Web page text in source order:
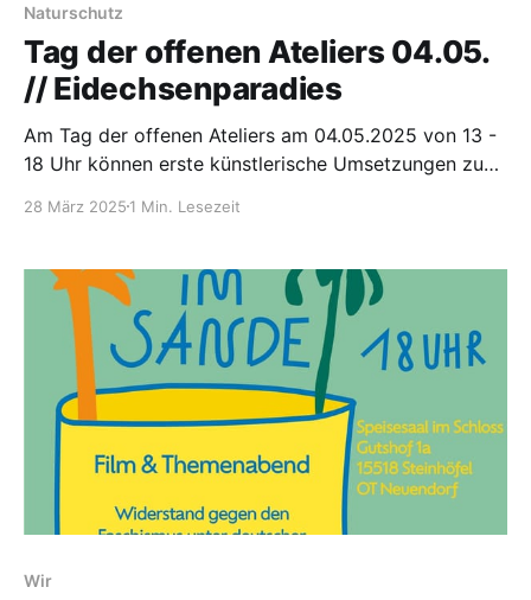
Naturschutz
Tag der offenen Ateliers 04.05.
// Eidechsenparadies
Am Tag der offenen Ateliers am 04.05.2025 von 13 -
18 Uhr können erste künstlerische Umsetzungen zum
28 März 2025 1 Min. Lesezeit
Wir